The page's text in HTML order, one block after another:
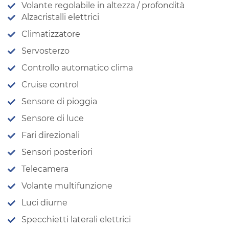
Volante regolabile in altezza / profondità
Alzacristalli elettrici
Climatizzatore
Servosterzo
Controllo automatico clima
Cruise control
Sensore di pioggia
Sensore di luce
Fari direzionali
Sensori posteriori
Telecamera
Volante multifunzione
Luci diurne
Specchietti laterali elettrici